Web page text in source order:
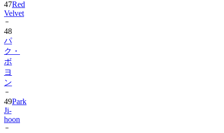
48
パ
ク・
ボ
ヨ
ン
49
Ji-
hoon
50ALLDAY
PROJECT